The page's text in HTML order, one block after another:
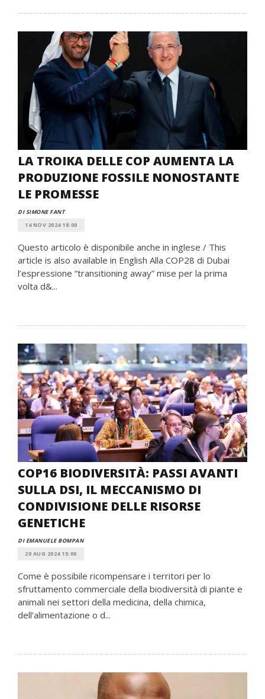
LA TROIKA DELLE COP AUMENTA LA
PRODUZIONE FOSSILE NONOSTANTE
LE PROMESSE
DI SIMONE FANT
14 NOV 2024 18:00
Questo articolo è disponibile anche in inglese / This
article is also available in English Alla COP28 di Dubai
l’espressione “transitioning away” mise per la prima
volta d&...
COP16 BIODIVERSITÀ: PASSI AVANTI
SULLA DSI, IL MECCANISMO DI
CONDIVISIONE DELLE RISORSE
GENETICHE
DI EMANUELE BOMPAN
20 AUG 2024 15:00
Come è possibile ricompensare i territori per lo
sfruttamento commerciale della biodiversità di piante e
animali nei settori della medicina, della chimica,
dell’alimentazione o d...